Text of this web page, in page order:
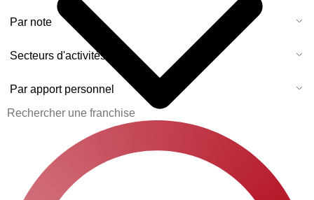
Par note
Secteurs d'activités
Par apport personnel